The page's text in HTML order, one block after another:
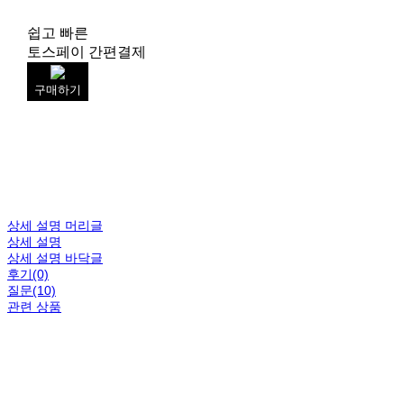
쉽고 빠른
토스페이 간편결제
구매하기
상세 설명 머리글
상세 설명
상세 설명 바닥글
후기(0)
질문(10)
관련 상품